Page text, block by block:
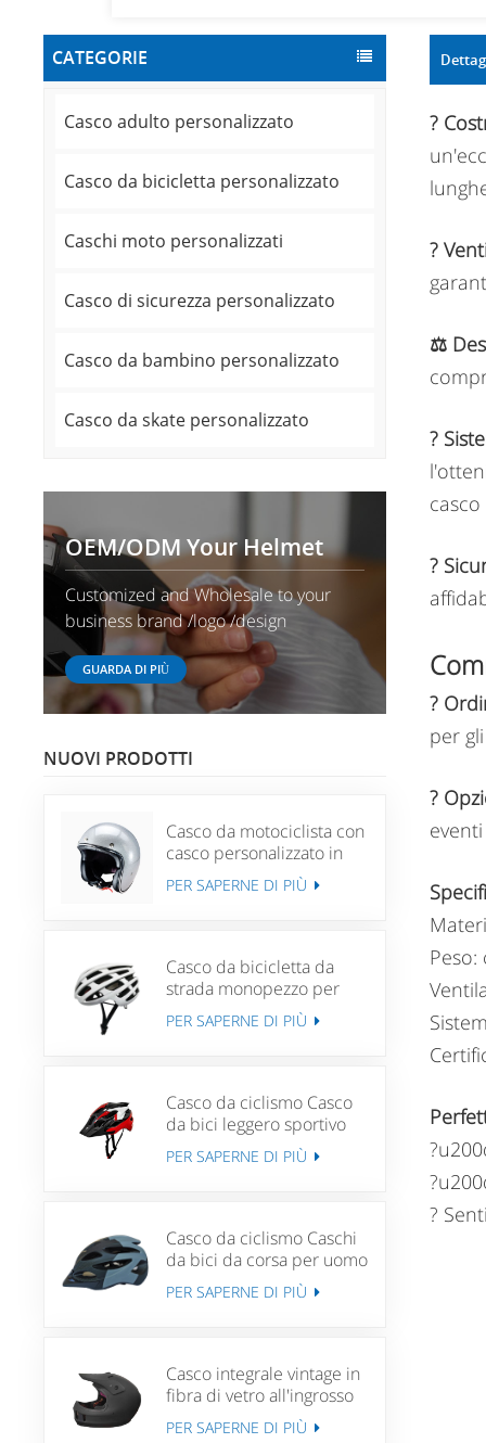
CATEGORIE
Casco adulto personalizzato
Casco da bicicletta personalizzato
Caschi moto personalizzati
Casco di sicurezza personalizzato
Casco da bambino personalizzato
Casco da skate personalizzato
OEM/ODM Your Helmet
Customized and Wholesale to your
business brand /logo /design
GUARDA DI PIÙ
NUOVI PRODOTTI
Casco da motociclista con
casco personalizzato in
fibra di vetro
personalizzato
PER SAPERNE DI PIÙ
Casco da bicicletta da
strada monopezzo per
adulto Casco da ciclismo
da montagna unisex
PER SAPERNE DI PIÙ
Casco da ciclismo Casco
da bici leggero sportivo
da ciclismo su strada
unisex MTB di sicurezza
PER SAPERNE DI PIÙ
Casco da ciclismo Caschi
da bici da corsa per uomo
Donna Casco da bici MTB
PER SAPERNE DI PIÙ
Casco integrale vintage in
fibra di vetro all'ingrosso
per caschi moto scooter
PER SAPERNE DI PIÙ
?️
?
⚖️
?
?
?
per
?
?